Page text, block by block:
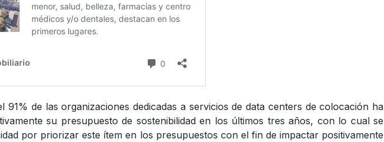
91% de las organizaciones dedicadas a servicios de data centers de colocación ha
su presupuesto de sostenibilidad en los últimos tres años, con lo cual se
por priorizar este ítem en los presupuestos con el fin de impactar positivamente